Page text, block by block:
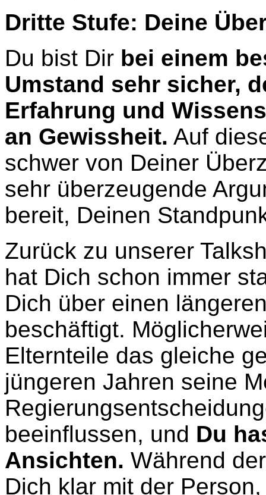
Dritte Stufe: Deine
Du bist Dir bei einem
Umstand sehr sicher,
Erfahrung und
an Gewissheit. Auf
schwer von Deiner
sehr überzeugende
bereit, Deinen
Zurück zu unserer
hat Dich schon immer
Dich über einen
beschäftigt.
Elternteile das gleiche
jüngeren Jahren seine
beeinflussen, und Du
Ansichten. Während
Dich klar mit der